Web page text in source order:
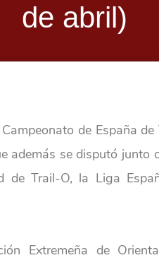
de abril)
de España de
además se disputó junto
de Trail-O, la Liga
Extremeña de